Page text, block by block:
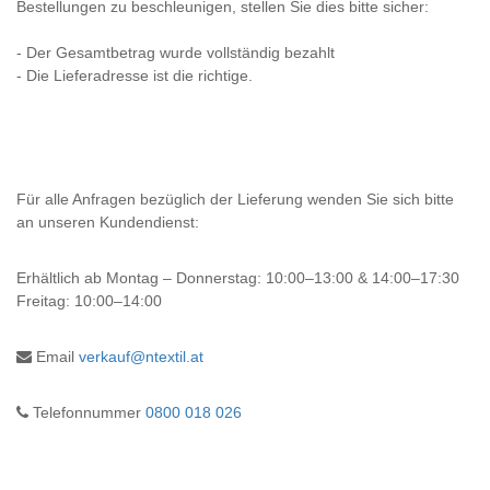
Bestellungen zu beschleunigen, stellen Sie dies bitte sicher:
- Der Gesamtbetrag wurde vollständig bezahlt
- Die Lieferadresse ist die richtige.
Für alle Anfragen bezüglich der Lieferung wenden Sie sich bitte
an unseren Kundendienst:
Erhältlich ab Montag – Donnerstag: 10:00–13:00 & 14:00–17:30
Freitag: 10:00–14:00
Email verkauf@ntextil.at
Telefonnummer 0800 018 026